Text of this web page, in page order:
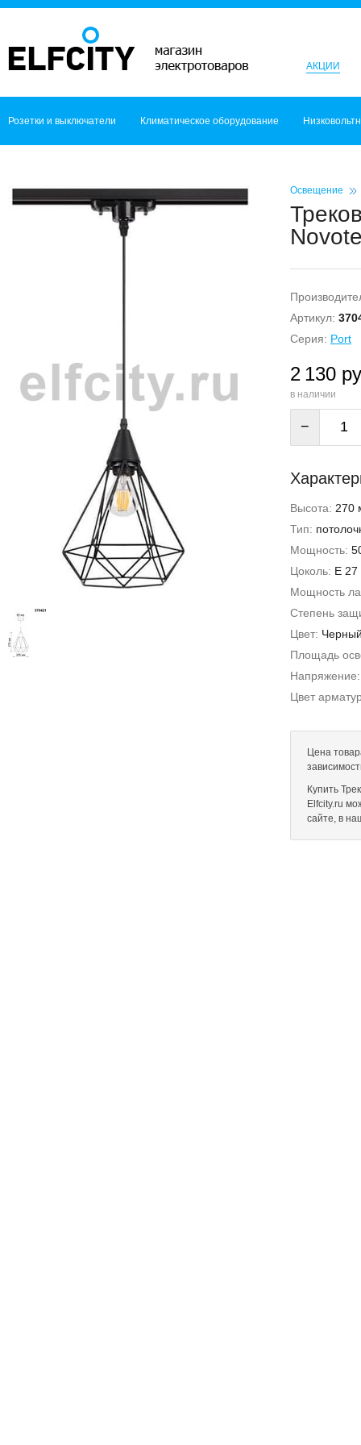
АКЦИИ
Розетки и выключатели Климатическое оборудование
Освещение
Артикул:
Серия: Port
2 130
в наличии
−
Высота: 270
Тип:
Мощность:
Цоколь: E 27
Мощность
Степень
Цвет:
Площадь
Цвет
Цена
Купить
Elfcity.ru
сайте, в